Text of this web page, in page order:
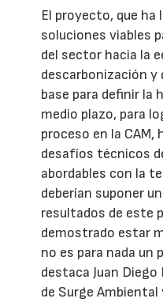
El proyecto, que ha
soluciones viables
del sector hacia la
descarbonización y
base para definir la
medio plazo, para
proceso en la CAM,
desafíos técnicos
abordables con la
deberían suponer
resultados de este
demostrado estar
no es para nada un
destaca Juan
de Surge